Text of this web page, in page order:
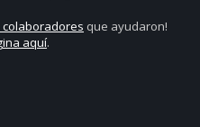
colaboradores que ayudaron!
aquí.